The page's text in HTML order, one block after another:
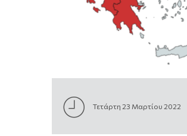
Τετάρτη 23 Μαρτίου 2022